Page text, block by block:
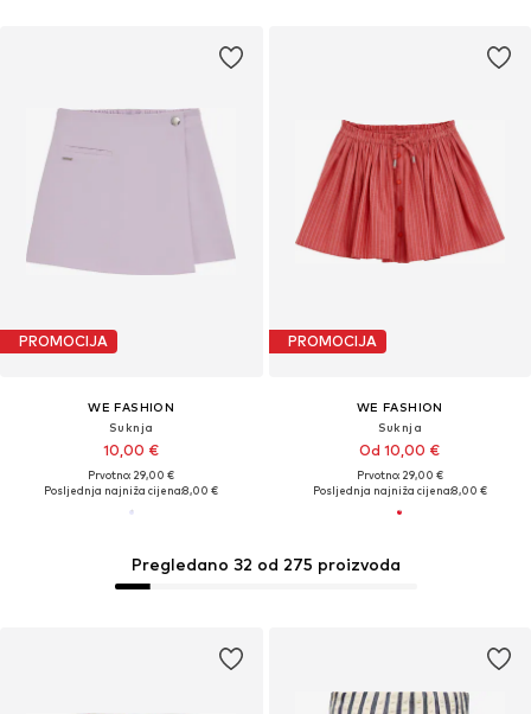
PROMOCIJA
WE FASHION
Suknja
10,00 €
Prvotno: 29,00 €
Posljednja najniža cijena:8,00 €
PROMOCIJA
WE FASHION
Suknja
Od 10,00 €
Prvotno: 29,00 €
Posljednja najniža cijena:8,00 €
Pregledano 32 od 275 proizvoda